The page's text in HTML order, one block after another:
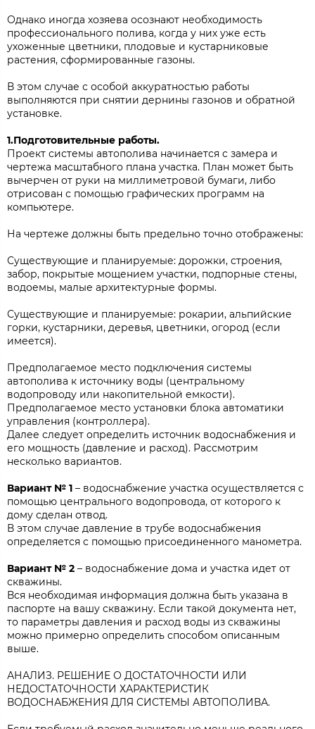
Однако иногда хозяева осознают необходимость
профессионального полива, когда у них уже есть
ухоженные цветники, плодовые и кустарниковые
растения, сформированные газоны.
В этом случае с особой аккуратностью работы
выполняются при снятии дернины газонов и обратной
установке.
1.Подготовительные работы.
Проект системы автополива начинается с замера и
чертежа масштабного плана участка. План может быть
вычерчен от руки на миллиметровой бумаги, либо
отрисован с помощью графических программ на
компьютере.
На чертеже должны быть предельно точно отображены:
Существующие и планируемые: дорожки, строения,
забор, покрытые мощением участки, подпорные стены,
водоемы, малые архитектурные формы.
Существующие и планируемые: рокарии, альпийские
горки, кустарники, деревья, цветники, огород (если
имеется).
Предполагаемое место подключения системы
автополива к источнику воды (центральному
водопроводу или накопительной емкости).
Предполагаемое место установки блока автоматики
управления (контроллера).
Далее следует определить источник водоснабжения и
его мощность (давление и расход). Рассмотрим
несколько вариантов.
Вариант № 1 – водоснабжение участка осуществляется с
помощью центрального водопровода, от которого к
дому сделан отвод.
В этом случае давление в трубе водоснабжения
определяется с помощью присоединенного манометра.
Вариант № 2 – водоснабжение дома и участка идет от
скважины.
Вся необходимая информация должна быть указана в
паспорте на вашу скважину. Если такой документа нет,
то параметры давления и расход воды из скважины
можно примерно определить способом описанным
выше.
АНАЛИЗ. РЕШЕНИЕ О ДОСТАТОЧНОСТИ ИЛИ
НЕДОСТАТОЧНОСТИ ХАРАКТЕРИСТИК
ВОДОСНАБЖЕНИЯ ДЛЯ СИСТЕМЫ АВТОПОЛИВА.